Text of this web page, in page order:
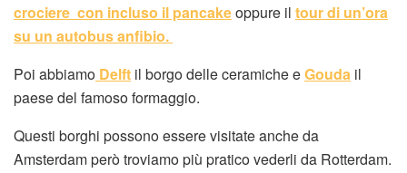
crociere con incluso il pancakeoppure il tour di un’ora
su un autobus anfibio.
Poi abbiamo Delft il borgo delle ceramiche eGouda il
paese del famoso formaggio.
Questi borghi possono essere visitate anche da
Amsterdam però troviamo più pratico vederli da Rotterdam.